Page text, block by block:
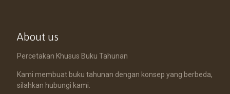
About us
Percetakan Khusus Buku Tahunan
Kami membuat buku tahunan dengan konsep yang berbeda,
silahkan hubungi kami.